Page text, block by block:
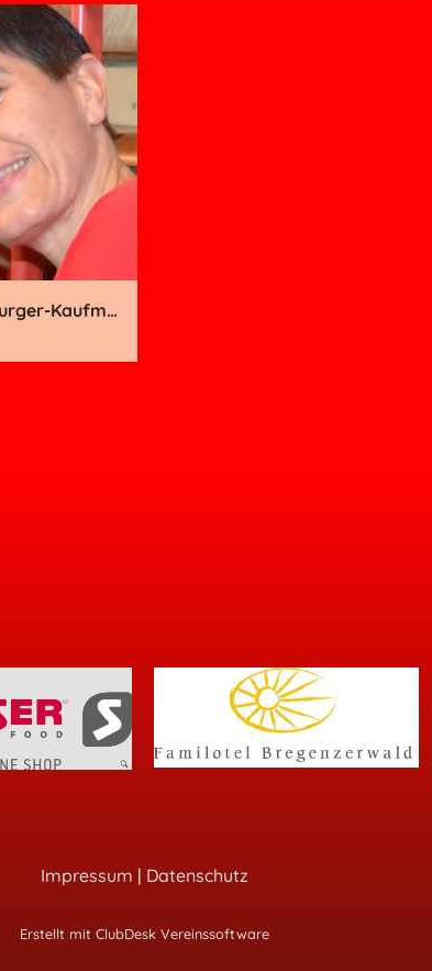
Andrea Meusburger-Kaufmann
Impressum | Datenschutz
Erstellt mit ClubDesk Vereinssoftware